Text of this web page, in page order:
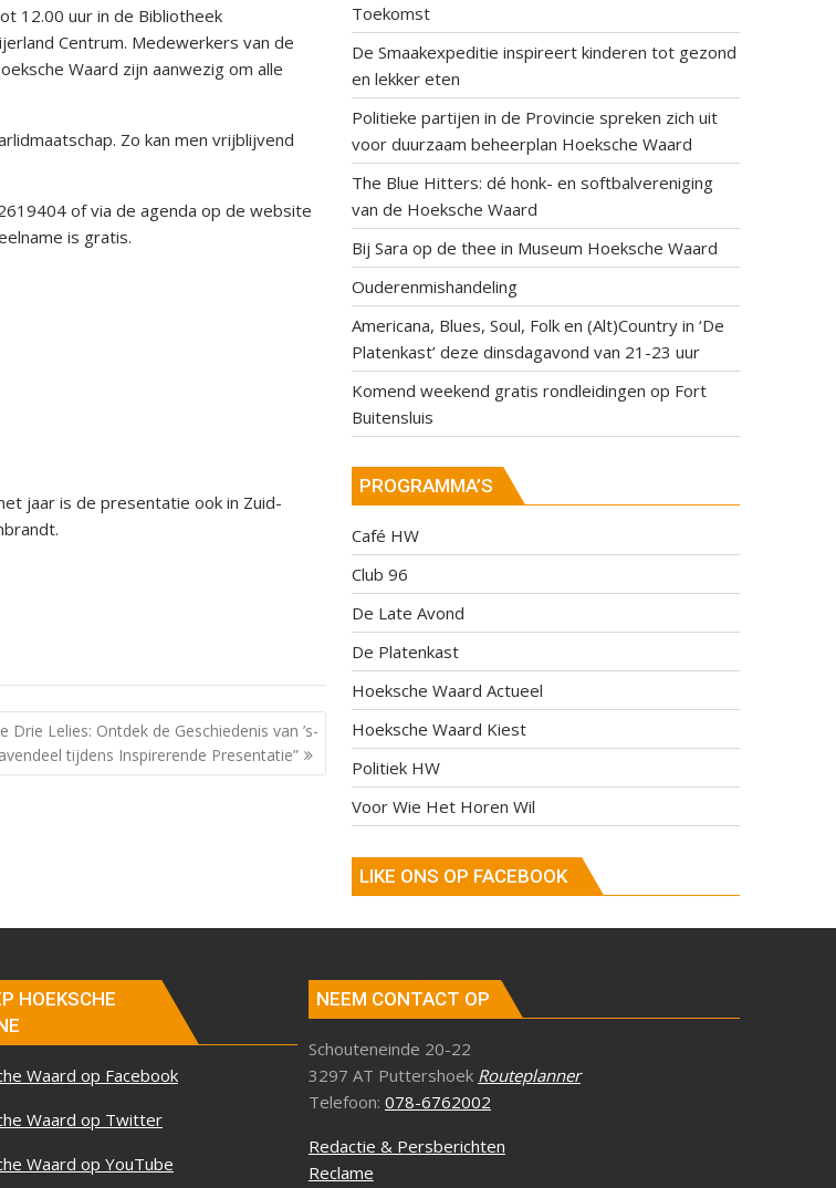
12.00 uur in de Bibliotheek
Centrum. Medewerkers van de
Waard zijn aanwezig om alle
Zo kan men vrijblijvend
of via de agenda op de website
is gratis.
jaar is de presentatie ook in Zuid-
Drie Lelies: Ontdek de Geschiedenis van ’s-
tijdens Inspirerende Presentatie”
Toekomst
De Smaakexpeditie inspireert kinderen tot gezond
en lekker eten
Politieke partijen in de Provincie spreken zich uit
voor duurzaam beheerplan Hoeksche Waard
The Blue Hitters: dé honk- en softbalvereniging
van de Hoeksche Waard
Bij Sara op de thee in Museum Hoeksche Waard
Ouderenmishandeling
Americana, Blues, Soul, Folk en (Alt)Country in ‘De
Platenkast’ deze dinsdagavond van 21-23 uur
Komend weekend gratis rondleidingen op Fort
Buitensluis
PROGRAMMA’S
Café HW
Club 96
De Late Avond
De Platenkast
Hoeksche Waard Actueel
Hoeksche Waard Kiest
Politiek HW
Voor Wie Het Horen Wil
LIKE ONS OP FACEBOOK
HOEKSCHE
Waard op Facebook
Waard op Twitter
Waard op YouTube
NEEM CONTACT OP
Schouteneinde 20-22
3297 AT Puttershoek Routeplanner
Telefoon: 078-6762002
Redactie & Persberichten
Reclame